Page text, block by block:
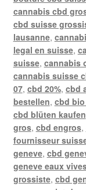
cannabis cbd
cbd suisse
lausanne,
legal en suisse,
suisse, cannabis
cannabis suisse
07, cbd 20%, cbd
bestellen, cbd
cbd blüten kaufen
gros, cbd engros,
fournisseur
geneve, cbd
geneve eaux
grossiste, cbd